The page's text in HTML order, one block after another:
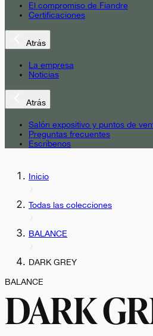
El compromiso de Fiandre
Certificaciones
Atrás
La empresa
Noticias
Atrás
Salón expositivo y puntos de
Preguntas frecuentes
Escríbenos
Inicio
Todas las colecciones
BALANCE
DARK GREY
BALANCE
DARK